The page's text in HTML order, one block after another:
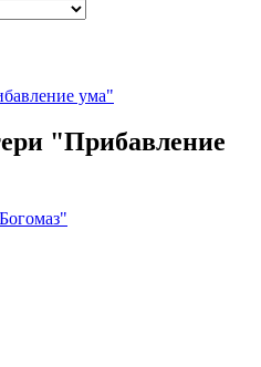
"Прибавление